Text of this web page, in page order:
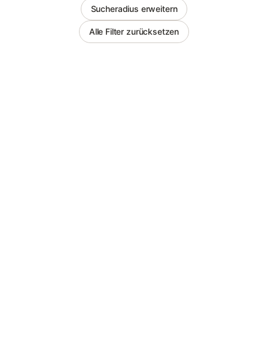
Sucheradius erweitern
Alle Filter zurücksetzen